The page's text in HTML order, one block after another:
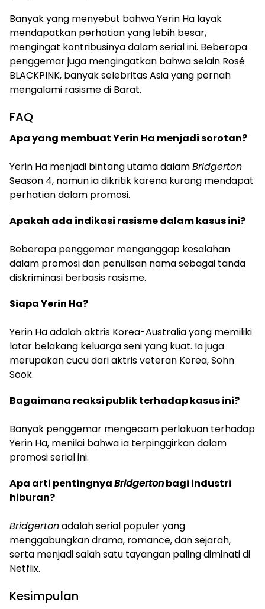
Banyak yang menyebut bahwa Yerin Ha layak
mendapatkan perhatian yang lebih besar,
mengingat kontribusinya dalam serial ini. Beberapa
penggemar juga mengingatkan bahwa selain Rosé
BLACKPINK, banyak selebritas Asia yang pernah
mengalami rasisme di Barat.
FAQ
Apa yang membuat Yerin Ha menjadi sorotan?
Yerin Ha menjadi bintang utama dalamBridgerton
Season 4, namun ia dikritik karena kurang mendapat
perhatian dalam promosi.
Apakah ada indikasi rasisme dalam kasus ini?
Beberapa penggemar menganggap kesalahan
dalam promosi dan penulisan nama sebagai tanda
diskriminasi berbasis rasisme.
Siapa Yerin Ha?
Yerin Ha adalah aktris Korea-Australia yang memiliki
latar belakang keluarga seni yang kuat. Ia juga
merupakan cucu dari aktris veteran Korea, Sohn
Sook.
Bagaimana reaksi publik terhadap kasus ini?
Banyak penggemar mengecam perlakuan terhadap
Yerin Ha, menilai bahwa ia terpinggirkan dalam
promosi serial ini.
Apa arti pentingnyaBridgertonbagi industri
hiburan?
Bridgertonadalah serial populer yang
menggabungkan drama, romance, dan sejarah,
serta menjadi salah satu tayangan paling diminati di
Netflix.
Kesimpulan